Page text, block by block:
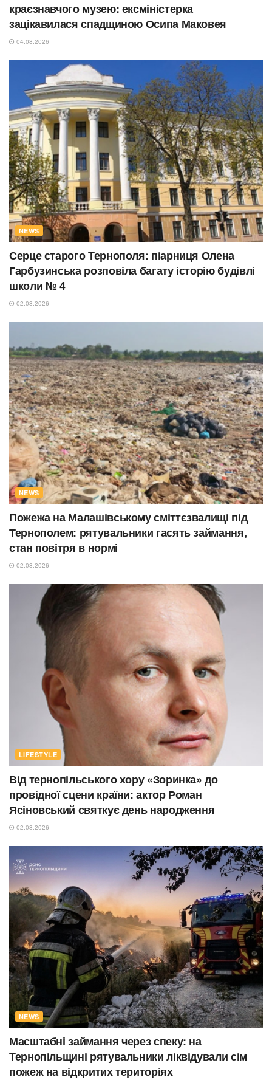
краєзнавчого музею: ексміністерка
зацікавилася спадщиною Осипа Маковея
04.08.2026
NEWS
Серце старого Тернополя: піарниця Олена
Гарбузинська розповіла багату історію будівлі
школи № 4
02.08.2026
NEWS
Пожежа на Малашівському сміттєзвалищі під
Тернополем: рятувальники гасять займання,
стан повітря в нормі
02.08.2026
LIFESTYLE
Від тернопільського хору «Зоринка» до
провідної сцени країни: актор Роман
Ясіновський святкує день народження
02.08.2026
NEWS
Масштабні займання через спеку: на
Тернопільщині рятувальники ліквідували сім
пожеж на відкритих територіях